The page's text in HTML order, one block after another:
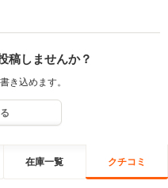
稿しませんか？
き込めます。
在庫一覧 クチコミ